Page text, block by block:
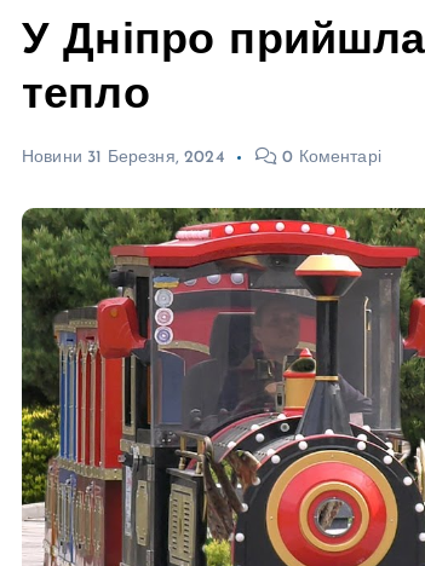
У Дніпро
тепло
Новини 31 Березня, 2024 0 Коментарі